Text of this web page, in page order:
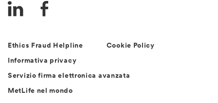
Ethics Fraud Helpline Cookie Policy
Informativa privacy
Servizio firma elettronica avanzata
MetLife nel mondo